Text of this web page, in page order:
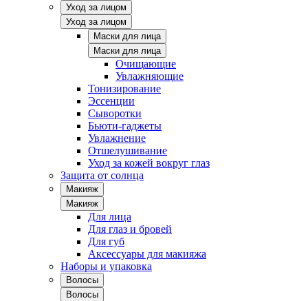
Уход за лицом
Уход за лицом
Маски для лица
Маски для лица
Очищающие
Увлажняющие
Тонизирование
Эссенции
Сыворотки
Бьюти-гаджеты
Увлажнение
Отшелушивание
Уход за кожей вокруг глаз
Защита от солнца
Макияж
Макияж
Для лица
Для глаз и бровей
Для губ
Аксессуары для макияжа
Наборы и упаковка
Волосы
Волосы